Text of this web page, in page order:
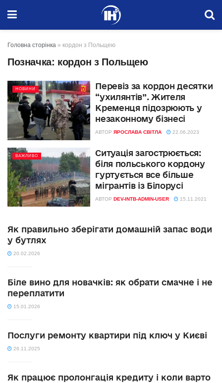
Головна сторінка » кордон з Польщею
Позначка: кордон з Польщею
НОВИНИ
Перевіз за кордон десятки
“ухилянтів”. Жителя
Кременця підозрюють у
незаконному бізнесі
АВТОР ЯРОСЛАВА СВІТЛА 22.06.2023
ВАЖЛИВО
Ситуація загострюється:
біля польського кордону
гуртується все більше
мігрантів із Білорусі
АВТОР DEV-INTB-ADMIN-USER 15.11.2021
Як правильно зберігати домашній запас води
у бутлях
20.02.2026
Біле вино для новачків: як обрати смачне і не
переплатити
15.01.2026
Послуги ремонту квартири під ключ у Києві
26.11.2025
Як працює пролонгація кредиту і коли варто